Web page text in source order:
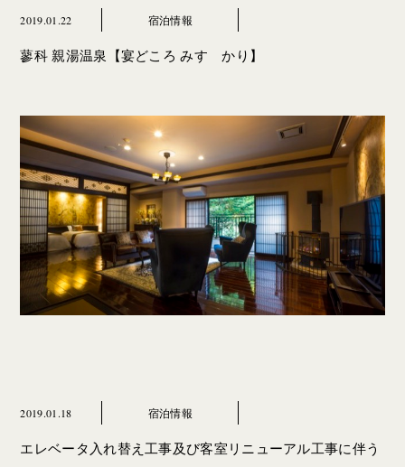
2019.01.22 宿泊情報
蓼科 親湯温泉【宴どころ みすゞかり】
2019.01.18 宿泊情報
エレベータ入れ替え工事及び客室リニューアル工事に伴う